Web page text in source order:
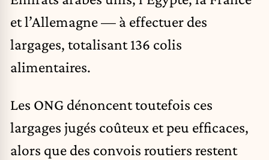
et l’Allemagne — à effectuer des
largages, totalisant 136 colis
alimentaires.
Les ONG dénoncent toutefois ces
largages jugés coûteux et peu efficaces,
alors que des convois routiers restent